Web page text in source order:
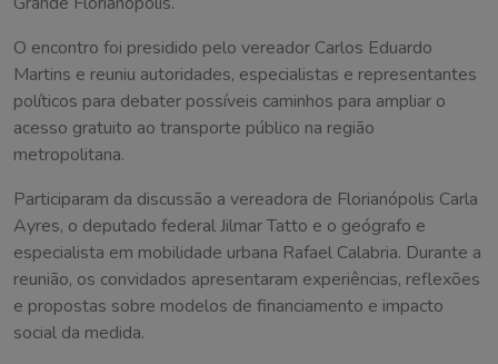
O encontro foi presidido pelo vereador Carlos Eduardo
Martins e reuniu autoridades, especialistas e representantes
políticos para debater possíveis caminhos para ampliar o
acesso gratuito ao transporte público na região
metropolitana.
Participaram da discussão a vereadora de Florianópolis Carla
Ayres, o deputado federal Jilmar Tatto e o geógrafo e
especialista em mobilidade urbana Rafael Calabria. Durante a
reunião, os convidados apresentaram experiências, reflexões
e propostas sobre modelos de financiamento e impacto
social da medida.